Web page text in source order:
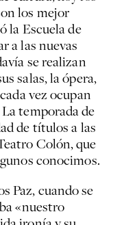
los mejor
la Escuela de
a las nuevas
se realizan
salas, la ópera,
vez ocupan
temporada de
de títulos a las
Colón, que
conocimos.
Paz, cuando se
«nuestro